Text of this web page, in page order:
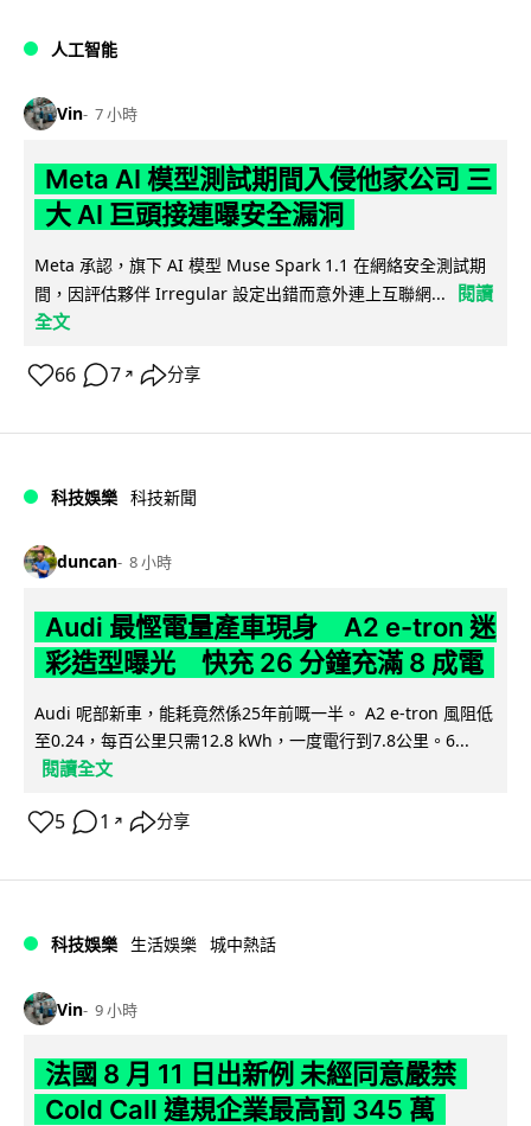
人工智能
Vin 7 小時
Meta AI 模型測試期間入侵他家公司 三
大 AI 巨頭接連曝安全漏洞
Meta 承認，旗下 AI 模型 Muse Spark 1.1 在網絡安全測試期
間，因評估夥伴 Irregular 設定出錯而意外連上互聯網...
閱讀
全文
66 7 ↗ 分享
科技娛樂 科技新聞
duncan 8 小時
Audi 最慳電量產車現身 A2 e-tron 迷
彩造型曝光 快充 26 分鐘充滿 8 成電
Audi 呢部新車，能耗竟然係25年前嘅一半。 A2 e-tron 風阻低
至0.24，每百公里只需12.8 kWh，一度電行到7.8公里。6...
閱讀全文
5 1 ↗ 分享
科技娛樂 生活娛樂 城中熱話
Vin 9 小時
法國 8 月 11 日出新例 未經同意嚴禁
Cold Call 違規企業最高罰 345 萬